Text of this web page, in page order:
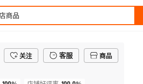
关注 客服
商品